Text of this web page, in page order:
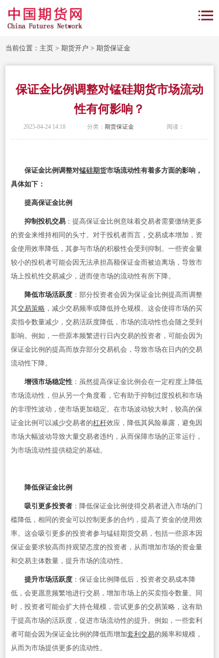
当前位置： 主页 >期货开户 >期货保证金
保证金比例调整对锰硅期货市场流动
性有何影响？
2025-04-24 14:18 分类： 期货保证金 阅读：
保证金比例调整对锰硅期货市场流动性有着多方面的影响，
具体如下：
提高保证金比例
抑制投机交易：提高保证金比例意味着交易者需要缴纳更多
的资金来维持相同的头寸。对于投机者而言，交易成本增加，资
金使用效率降低，其参与市场的积极性会受到抑制。一些资金量
较小的投机者可能会因无法承担高额保证金而被迫离场，导致市
场上投机性交易减少，进而使市场的流动性有所下降。
降低市场活跃度：部分投资者会因为保证金比例提高而调整
其交易策略 ，减少交易频率或降低持仓规模。这会使得市场的买
卖指令数量减少，交易活跃度降低，市场的流动性也会随之受到
影响。例如，一些原本频繁进行日内交易的投资者，可能会因为
保证金比例的提高而放弃部分交易机会，导致市场在日内的交易
流动性下降。
增强市场稳定性：虽然提高保证金比例会在一定程度上降低
市场流动性，但从另一个角度看，它有助于抑制过度投机和市场
的非理性波动，使市场更加稳定。在市场波动较大时，较高的保
证金比例可以减少交易者的杠杆效应，降低其风险暴露，避免因
市场大幅波动导致大量交易者违约，从而保障市场的正常运行，
为市场流动性提供稳定的基础。
降低保证金比例
吸引更多投资者：降低保证金比例使得交易者进入市场的门
槛降低，相同的资金可以控制更多的合约，提高了资金的使用效
率。这会吸引更多的投资者参与锰硅期货交易，包括一些原本因
保证金要求较高而持观望态度的投资者，从而增加市场的资金量
和交易主体数量，提升市场的流动性。
提升市场活跃度：保证金比例降低后，投资者交易成本降
低，会更愿意频繁地进行交易，增加市场上的买卖指令数量。同
时，投资者可能会扩大持仓规模，尝试更多的交易策略，这有助
于提高市场的活跃度，促进市场流动性的提升。例如，一些套利
者可能会因为保证金比例的降低而增加套利交易的频率和规模，
从而为市场提供更多的流动性。